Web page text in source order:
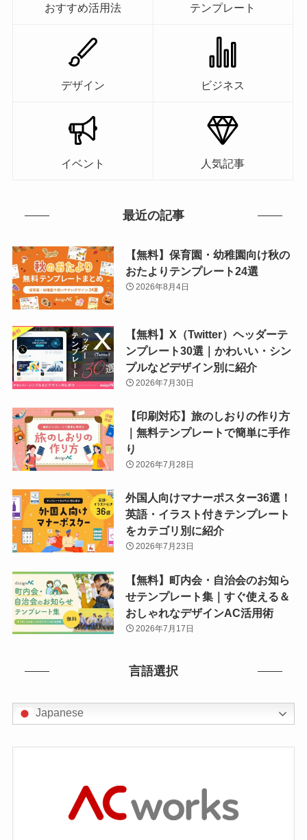
おすすめ活用法 テンプレート
デザイン ビジネス
イベント 人気記事
最近の記事
【無料】保育園・幼稚園向け秋の
おたよりテンプレート24選
2026年8月4日
【無料】X（Twitter）ヘッダーテ
ンプレート30選｜かわいい・シン
プルなどデザイン別に紹介
2026年7月30日
【印刷対応】旅のしおりの作り方
｜無料テンプレートで簡単に手作
り
2026年7月28日
外国人向けマナーポスター36選！
英語・イラスト付きテンプレート
をカテゴリ別に紹介
2026年7月23日
【無料】町内会・自治会のお知ら
せテンプレート集｜すぐ使える＆
おしゃれなデザインAC活用術
2026年7月17日
言語選択
Japanese